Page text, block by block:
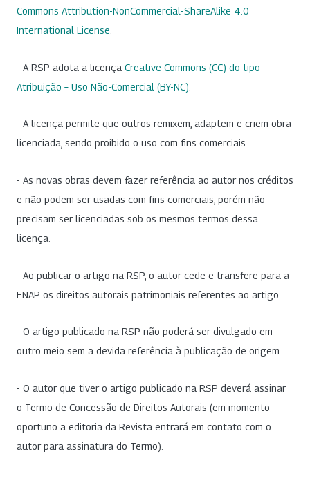
Commons Attribution-NonCommercial-ShareAlike 4.0
International License
- A RSP adota a licença Creative Commons (CC) do tipo
Atribuição – Uso Não-Comercial (BY-NC)
- A licença permite que outros remixem, adaptem e criem obra
licenciada, sendo proibido o uso com fins comerciais.
- As novas obras devem fazer referência ao autor nos créditos
e não podem ser usadas com fins comerciais, porém não
precisam ser licenciadas sob os mesmos termos dessa
licença.
- Ao publicar o artigo na RSP, o autor cede e transfere para a
ENAP os direitos autorais patrimoniais referentes ao artigo.
- O artigo publicado na RSP não poderá ser divulgado em
outro meio sem a devida referência à publicação de origem.
- O autor que tiver o artigo publicado na RSP deverá assinar
o Termo de Concessão de Direitos Autorais (em momento
oportuno a editoria da Revista entrará em contato com o
autor para assinatura do Termo).